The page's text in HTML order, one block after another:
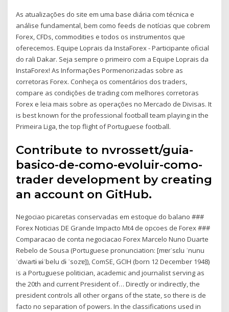
As atualizações do site em uma base diária com técnica e
análise fundamental, bem como feeds de notícias que cobrem
Forex, CFDs, commodities e todos os instrumentos que
oferecemos. Equipe Loprais da InstaForex - Participante oficial
do rali Dakar. Seja sempre o primeiro com a Equipe Loprais da
InstaForex! As Informações Pormenorizadas sobre as
corretoras Forex. Conheça os comentários dos traders,
compare as condições de trading com melhores corretoras
Forex e leia mais sobre as operações no Mercado de Divisas. It
is best known for the professional football team playing in the
Primeira Liga, the top flight of Portuguese football.
Contribute to nvrossett/guia-
basico-de-como-evoluir-como-
trader development by creating
an account on GitHub.
Negociao picaretas conservadas em estoque do balano ###
Forex Noticias DE Grande Impacto Mt4 de opcoes de Forex ###
Comparacao de conta negociacao Forex Marcelo Nuno Duarte
Rebelo de Sousa (Portuguese pronunciation: [mɐɾˈsɛlu ˈnunu
ˈdwaɾtɨ ʁɨˈbelu dɨ ˈsozɐ]), ComSE, GCIH (born 12 December 1948)
is a Portuguese politician, academic and journalist serving as
the 20th and current President of… Directly or indirectly, the
president controls all other organs of the state, so there is de
facto no separation of powers. In the classifications used in